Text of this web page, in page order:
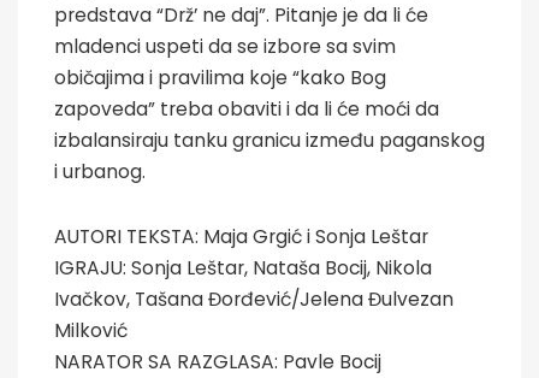
predstava “Drž’ ne daj”. Pitanje je da li će
mladenci uspeti da se izbore sa svim
običajima i pravilima koje “kako Bog
zapoveda” treba obaviti i da li će moći da
izbalansiraju tanku granicu između paganskog
i urbanog.
AUTORI TEKSTA: Maja Grgić i Sonja Leštar
IGRAJU: Sonja Leštar, Nataša Bocij, Nikola
Ivačkov, Tašana Đorđević/Jelena Đulvezan
Milković
NARATOR SA RAZGLASA: Pavle Bocij